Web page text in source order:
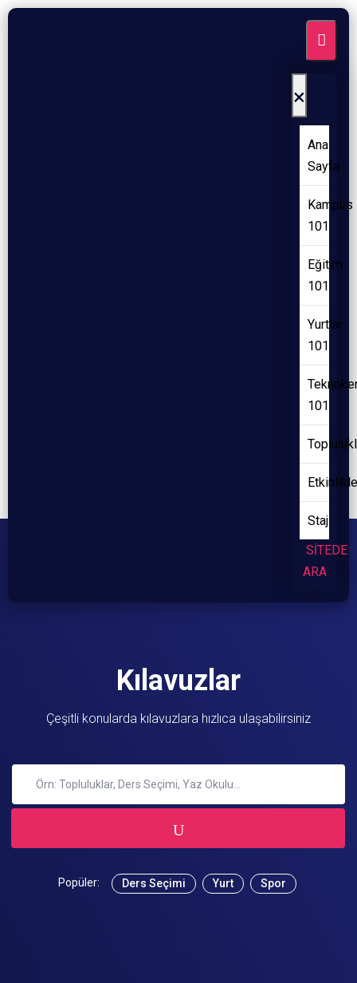
×
Ana
Sayfa
Kampüs
101
Eğitim
101
Yurtlar
101
101
Staj
SİTEDE
ARA
Kılavuzlar
Çeşitli konularda kılavuzlara hızlıca ulaşabilirsiniz
Popüler: Ders Seçimi Yurt Spor